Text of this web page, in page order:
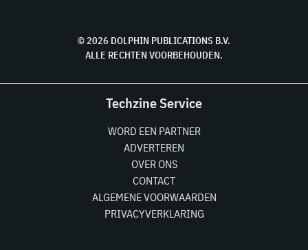
© 2026 DOLPHIN PUBLICATIONS B.V.
ALLE RECHTEN VOORBEHOUDEN.
Techzine Service
WORD EEN PARTNER
ADVERTEREN
OVER ONS
CONTACT
ALGEMENE VOORWAARDEN
PRIVACYVERKLARING